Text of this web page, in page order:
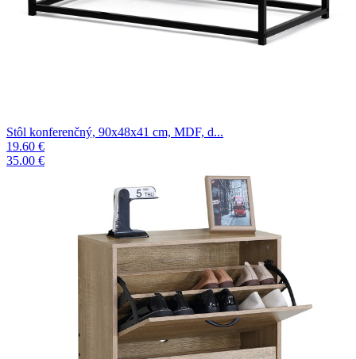
Stôl konferenčný, 90x48x41 cm, MDF, d...
19.60 €
35.00 €